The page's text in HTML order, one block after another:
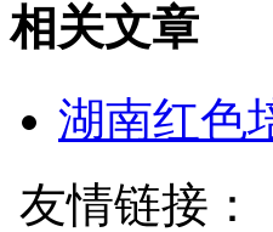
相关文章
湖南红色
友情链接：